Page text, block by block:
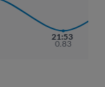
21:53
0.83